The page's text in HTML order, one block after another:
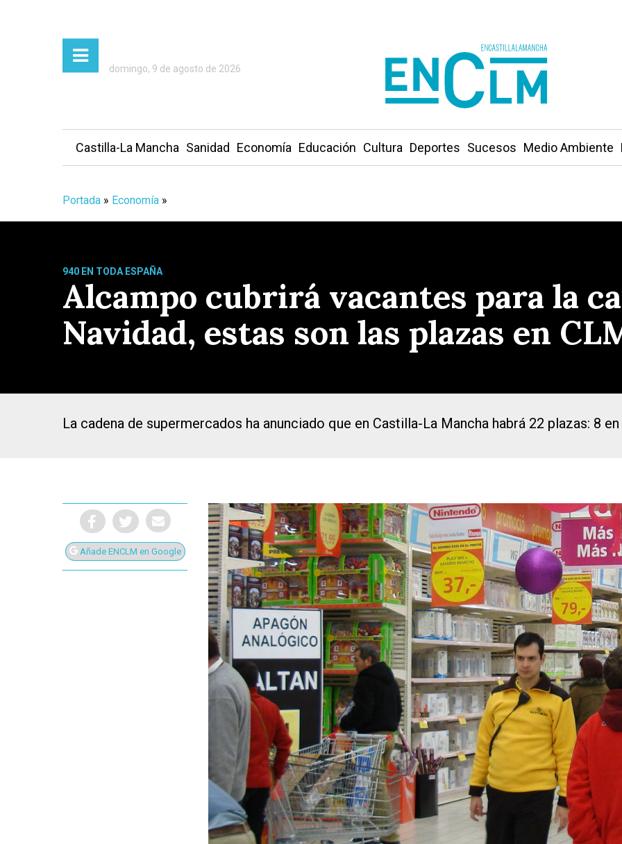
Presiona Intro para buscar o ESC para cerrar
domingo, 9 de agosto de 2026
Castilla-La Mancha Sanidad Economía Educación Cultura Deportes Sucesos Medio Ambiente
Portada » Economía »
940 EN TODA ESPAÑA
Alcampo cubrirá vacantes para la
Navidad, estas son las plazas en
La cadena de supermercados ha anunciado que en Castilla-La Mancha habrá 22 plazas: 8
Añade ENCLM en Google